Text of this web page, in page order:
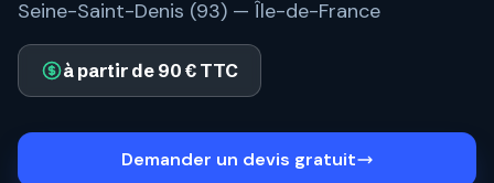
Seine-Saint-Denis (93) — Île-de-France
à partir de 90 € TTC
Demander un devis gratuit